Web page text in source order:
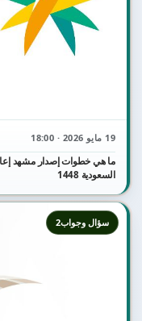
19 مايو 2026 · 18:00
ما هي خطوات إصدار مشهد
السعودية 1448
سؤال وجواب2